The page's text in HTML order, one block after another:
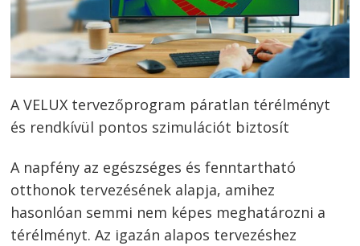
A VELUX tervezőprogram páratlan térélményt
és rendkívül pontos szimulációt biztosít
A napfény az egészséges és fenntartható
otthonok tervezésének alapja, amihez
hasonlóan semmi nem képes meghatározni a
térélményt. Az igazán alapos tervezéshez